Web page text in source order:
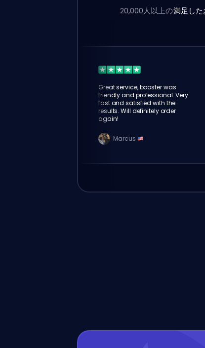
20,000人以上の満足し
Great service, booster was
friendly and professional. Very
fast and satisfied with the
results. Will definitely order
again!
Marcus